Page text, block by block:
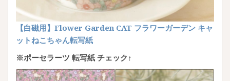
【白磁用】Flower Garden CAT フラワーガーデン キャ
ットねこちゃん転写紙
※ポーセラーツ 転写紙 チェック↑